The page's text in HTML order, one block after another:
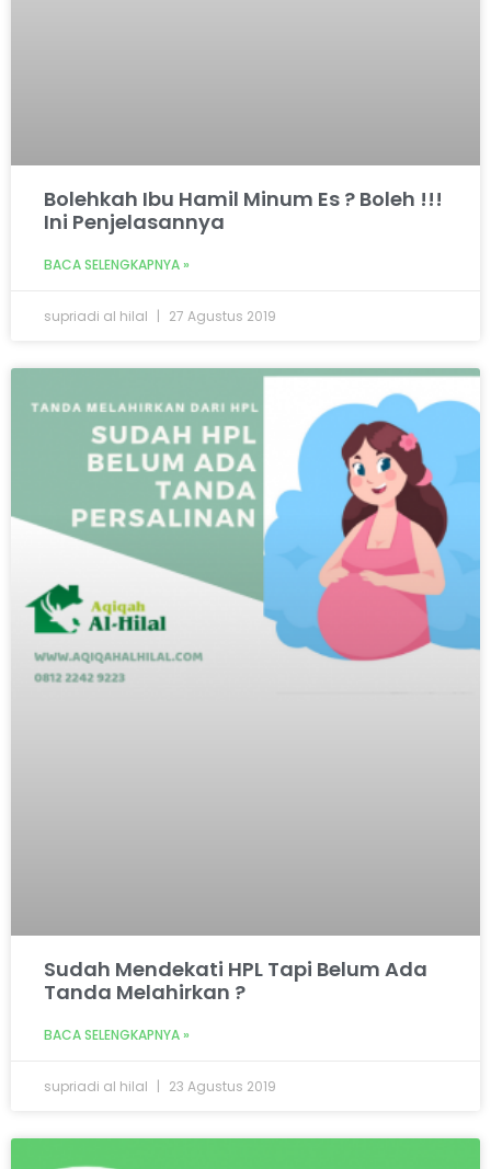
Bolehkah Ibu Hamil Minum Es ? Boleh !!!
Ini Penjelasannya
BACA SELENGKAPNYA »
supriadi al hilal 27 Agustus 2019
Sudah Mendekati HPL Tapi Belum Ada
Tanda Melahirkan ?
BACA SELENGKAPNYA »
supriadi al hilal 23 Agustus 2019